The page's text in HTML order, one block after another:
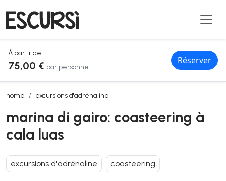
À partir de:
75,00 € par personne
Réserver
home excursions d'adrénaline
marina di gairo: coasteering à cala luas
marina di gairo: coasteering à
cala luas
excursions d'adrénaline coasteering